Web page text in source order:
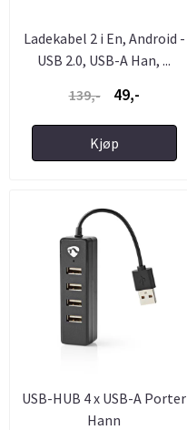
Ladekabel 2 i En, Android -
USB 2.0, USB-A Han, ...
139,-
49,-
Kjøp
USB-HUB 4 x USB-A Porter
Hann